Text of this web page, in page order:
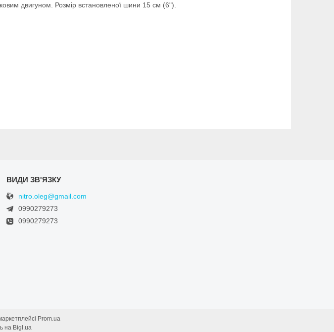
двигуном. Розмір встановленої шини 15 см (6").
nitro.oleg@gmail.com
0990279273
0990279273
Prom.ua
на Bigl.ua